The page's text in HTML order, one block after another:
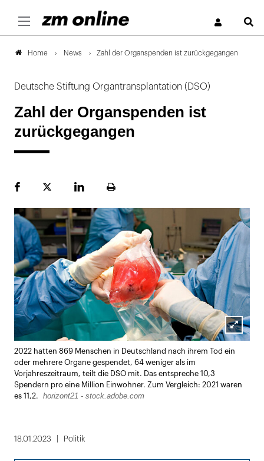
Home News Zahl der Organspenden ist zurückgegangen
Deutsche Stiftung Organtransplantation (DSO)
Zahl der Organspenden ist
zurückgegangen
FacebookPlattformLinekdInSeite
Lightbox
öffnen
2022 hatten 869 Menschen in Deutschland nach ihrem Tod ein
oder mehrere Organe gespendet, 64 weniger als im
Vorjahreszeitraum, teilt die DSO mit. Das entspreche 10,3
Spendern pro eine Million Einwohner. Zum Vergleich: 2021 waren
es 11,2.
horizont21 - stock.adobe.com
18.01.2023 Politik